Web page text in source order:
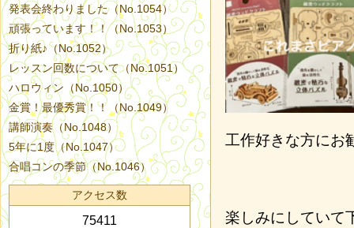
工作好きな方にお
楽しみにしていて
発表会終わりました（No.1054）
頑張っています！！（No.1053）
折り紙♪（No.1052）
レッスン回数について（No.1051）
ハロウィン（No.1050）
金賞！最優秀賞！！（No.1049）
講師演奏（No.1048）
5年に1度（No.1047）
合唱コンの季節（No.1046）
アクセス数
75411